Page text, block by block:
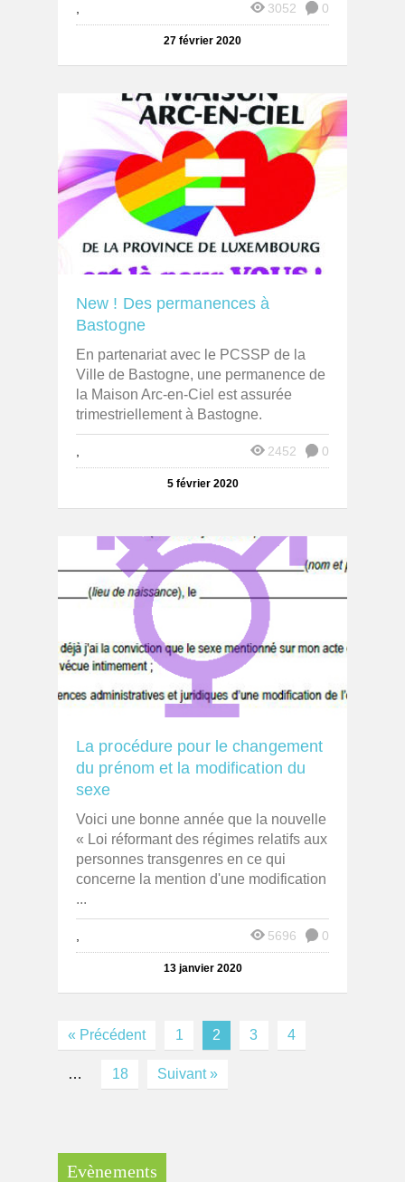
0
3052
27 février 2020
New ! Des permanences à
Bastogne
En partenariat avec le PCSSP de la
Ville de Bastogne, une permanence de
la Maison Arc-en-Ciel est assurée
trimestriellement à Bastogne.
0
2452
5 février 2020
La procédure pour le changement
du prénom et la modification du
sexe
Voici une bonne année que la nouvelle
« Loi réformant des régimes relatifs aux
personnes transgenres en ce qui
concerne la mention d'une modification
...
0
5696
13 janvier 2020
« Précédent 1 2 3 4
… 18 Suivant »
Evènements